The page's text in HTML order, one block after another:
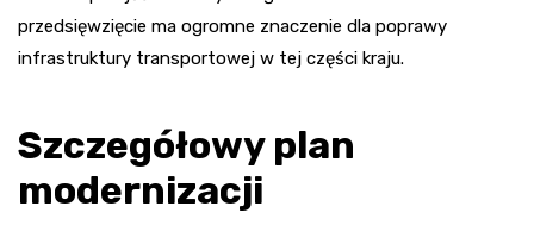
przedsięwzięcie ma ogromne znaczenie dla poprawy
infrastruktury transportowej w tej części kraju.
Szczegółowy plan
modernizacji